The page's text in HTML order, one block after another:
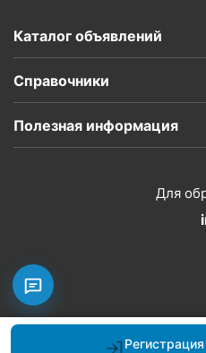
Каталог объявлений
Справочники
Полезная информация
Для